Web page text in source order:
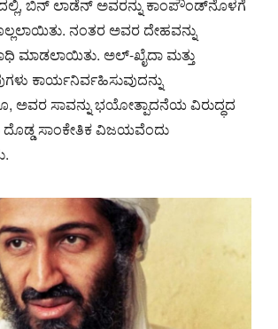
ಬಿನ್ ಲಾಡೆನ್ ಅವರನ್ನು ಕಾಂಪೌಂಡ್‌ನೊಳಗೆ
ನಂತರ ಅವರ ದೇಹವನ್ನು
ಮಾಡಲಾಯಿತು. ಅಲ್-ಖೈದಾ ಮತ್ತು
ಕಾರ್ಯನಿರ್ವಹಿಸುವುದನ್ನು
ಅವರ ಸಾವನ್ನು ಭಯೋತ್ಪಾದನೆಯ ವಿರುದ್ಧದ
ದೊಡ್ಡ ಸಾಂಕೇತಿಕ ವಿಜಯವೆಂದು